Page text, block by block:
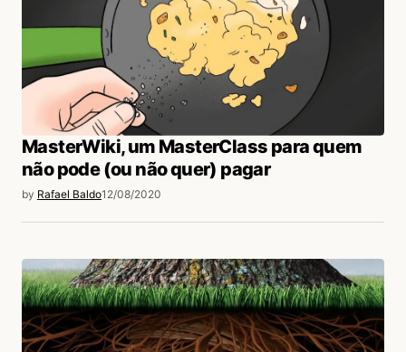
e assustadores.
Acesse para responder
login
MasterWiki, um MasterClass para quem
não pode (ou não quer) pagar
by Rafael Baldo12/08/2020